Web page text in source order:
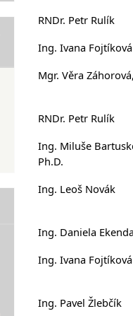
RNDr. Petr Rulík
Ing. Ivana Fojtíková
Mgr. Věra
RNDr. Petr Rulík
Ing. Miluše
Ph.D.
Ing. Leoš Novák
Ing. Daniela
Ing. Ivana Fojtíková
Ing. Pavel Žlebčík